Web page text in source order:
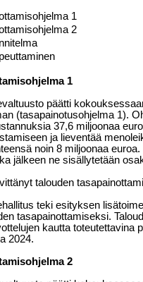
1
2
1
päätti
(tasapainotusohjelma 1).
37,6 miljoonaa
ja lieventää
noin 8 miljoonaa
jälkeen ne sisällytetään
talouden
teki esityksen
tasapainottamiseksi.
kautta
2024.
2